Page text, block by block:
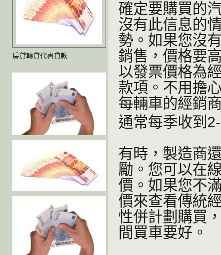
房貸轉貸代書貸款
確定要購買的
沒有此信息的
勢。如果您沒
銷售，價格要
以發票價格為
款項。不用擔
每輛車的經銷
通常每季收到
有時，製造商
勵。您可以在
價。如果您不
價來查看傳統
性併計劃購買
間買車要好。